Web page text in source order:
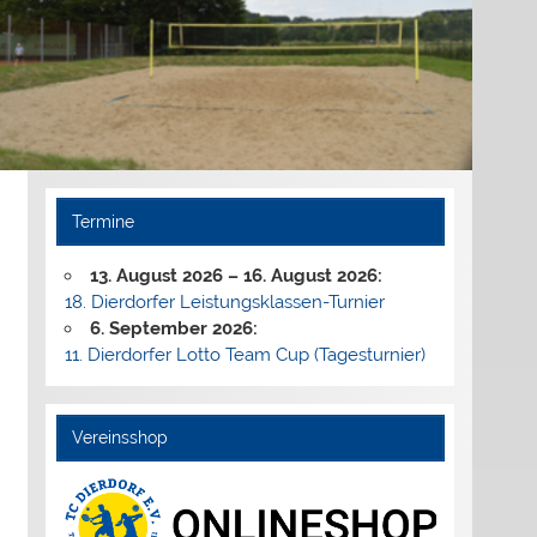
Termine
13. August 2026 – 16. August 2026:
18. Dierdorfer Leistungsklassen-Turnier
6. September 2026:
11. Dierdorfer Lotto Team Cup (Tagesturnier)
Vereinsshop